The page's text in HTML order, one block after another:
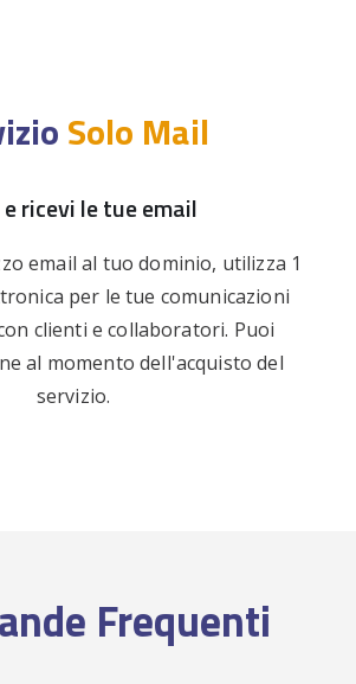
Solo Mail
ricevi le tue email
email al tuo dominio, utilizza 1
per le tue comunicazioni
clienti e collaboratori. Puoi
al momento dell'acquisto del
servizio.
Frequenti